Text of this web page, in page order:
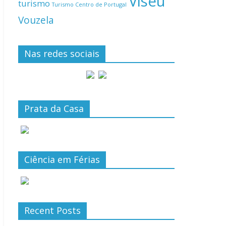
turismo Turismo Centro de Portugal
Vouzela
Nas redes sociais
Prata da Casa
Ciência em Férias
Recent Posts